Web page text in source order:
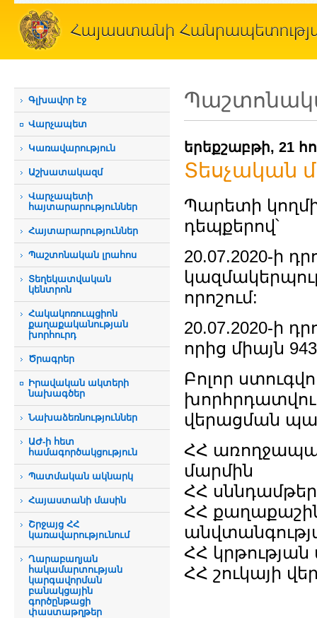
Գլխավոր էջ
Վարչապետ
Կառավարություն
Աշխատակազմ
Վարչապետի
հայտարարություններ
Հայտարարություններ
Պաշտոնական լրահոս
Տեղեկատվական
կենտրոն
Հակակոռուպցիոն
քաղաքականության
խորհուրդ
Ծրագրեր
Իրավական ակտերի
նախագծեր
Նախաձեռնություններ
ԱԺ-ի հետ
համագործակցություն
Պատմական ակնարկ
Հայաստանի մասին
Շրջայց ՀՀ
կառավարությունում
Ղարաբաղյան
հակամարտության
կարգավորման
բանակցային
գործընթացի
փաստաթղթեր
երեքշաբթի, 21
Տեսչական
Պարետի
դեպքերով՝
20.07.2020-ի
որոշում:
20.07.2020-ի
որից միայն
Բոլոր
վերացման
ՀՀ
մարմին
ՀՀ
ՀՀ
ՀՀ
ՀՀ շուկայի